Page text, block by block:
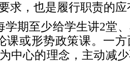
求，也是履行职责的
学期至少给学生讲2堂
课或形势政策课。一
中心的理念，主动减